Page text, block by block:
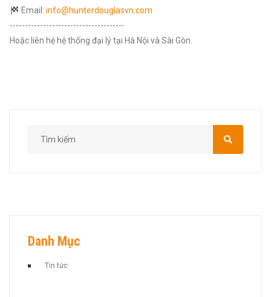
Email: info@hunterdouglasvn.com
--------------------------------------
Hoặc liên hệ hệ thống đại lý tại Hà Nội và Sài Gòn.
Danh Mục
Tin tức